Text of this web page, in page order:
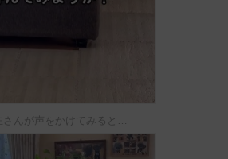
さんが声をかけてみると…